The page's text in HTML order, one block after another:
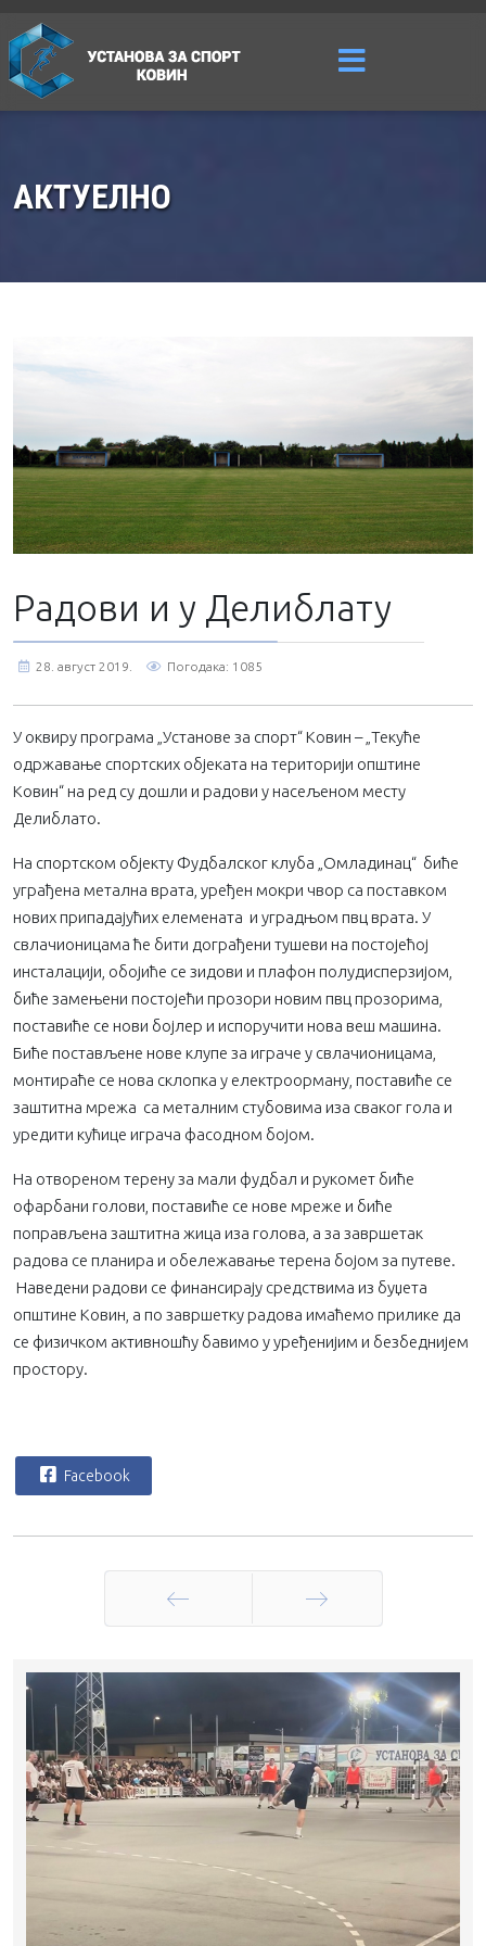
АКТУЕЛНО
Радови и у Делиблату
28. август 2019. Погодака: 1085
У оквиру програма „Установе за спорт“ Ковин – „Текуће
одржавање спортских објеката на територији општине
Ковин“ на ред су дошли и радови у насељеном месту
Делиблато.
На спортском објекту Фудбалског клуба „Омладинац“ биће
уграђена метална врата, уређен мокри чвор са поставком
нових припадајућих елемената и уградњом пвц врата. У
свлачионицама ће бити дограђени тушеви на постојећој
инсталацији, обојиће се зидови и плафон полудисперзијом,
биће замењени постојећи прозори новим пвц прозорима,
поставиће се нови бојлер и испоручити нова веш машина.
Биће постављене нове клупе за играче у свлачионицама,
монтираће се нова склопка у електроорману, поставиће се
заштитна мрежа са металним стубовима иза сваког гола и
уредити кућице играча фасодном бојом.
На отвореном терену за мали фудбал и рукомет биће
офарбани голови, поставиће се нове мреже и биће
поправљена заштитна жица иза голова, а за завршетак
радова се планира и обележавање терена бојом за путеве.
Наведени радови се финансирају средствима из буџета
општине Ковин, а по завршетку радова имаћемо прилике да
се физичком активношћу бавимо у уређенијим и безбеднијем
простору.
Facebook